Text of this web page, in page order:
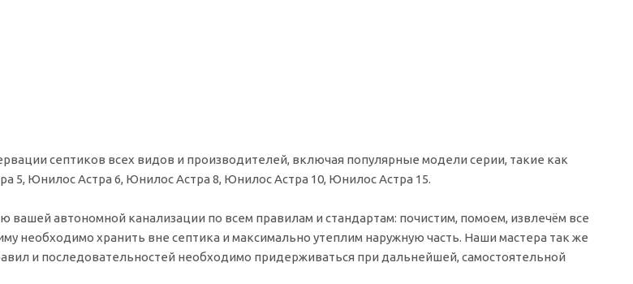
септиков всех видов и производителей, включая популярные модели серии, такие как
5, Юнилос Астра 6, Юнилос Астра 8, Юнилос Астра 10, Юнилос Астра 15.
автономной канализации по всем правилам и стандартам: почистим, помоем, извлечём все
необходимо хранить вне септика и максимально утеплим наружную часть. Наши мастера так же
и последовательностей необходимо придерживаться при дальнейшей, самостоятельной